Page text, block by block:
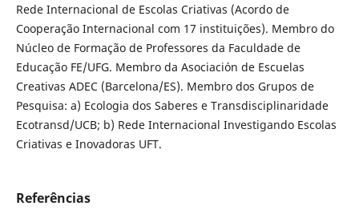
Rede Internacional de Escolas Criativas (Acordo de
Cooperação Internacional com 17 instituições). Membro do
Núcleo de Formação de Professores da Faculdade de
Educação FE/UFG. Membro da Asociación de Escuelas
Creativas ADEC (Barcelona/ES). Membro dos Grupos de
Pesquisa: a) Ecologia dos Saberes e Transdisciplinaridade
Ecotransd/UCB; b) Rede Internacional Investigando Escolas
Criativas e Inovadoras UFT.
Referências